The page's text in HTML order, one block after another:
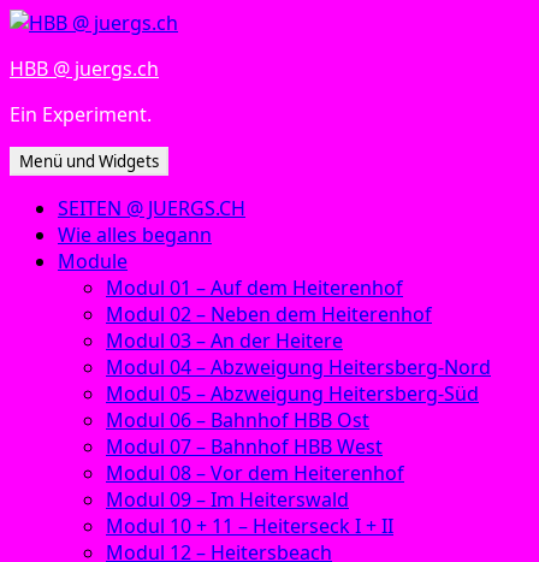
Zum
springen
HBB @ juergs.ch
Ein Experiment.
Menü und Widgets
SEITEN @ JUERGS.CH
Wie alles begann
Module
Modul 01 – Auf dem Heiterenhof
Modul 02 – Neben dem Heiterenhof
Modul 03 – An der Heitere
Modul 04 – Abzweigung Heitersberg-Nord
Modul 05 – Abzweigung Heitersberg-Süd
Modul 06 – Bahnhof HBB Ost
Modul 07 – Bahnhof HBB West
Modul 08 – Vor dem Heiterenhof
Modul 09 – Im Heiterswald
Modul 10 + 11 – Heiterseck I + II
Modul 12 – Heitersbeach